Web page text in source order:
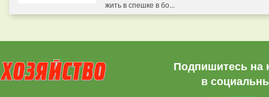
жить в спешке в бо...
Подпишитесь на
в